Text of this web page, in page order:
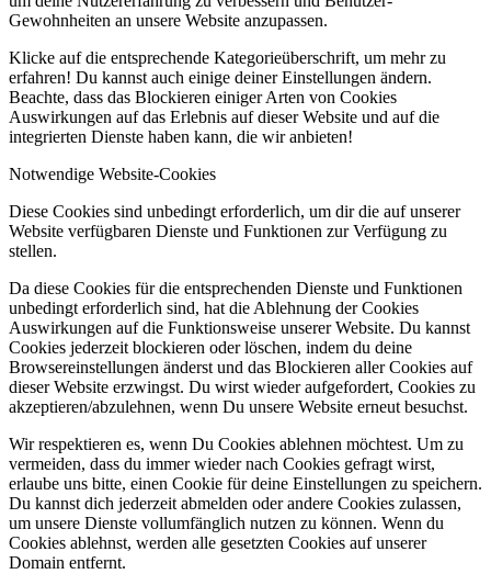
Gewohnheiten an unsere Website anzupassen.
Klicke auf die entsprechende Kategorieüberschrift, um mehr zu
erfahren! Du kannst auch einige deiner Einstellungen ändern.
Beachte, dass das Blockieren einiger Arten von Cookies
Auswirkungen auf das Erlebnis auf dieser Website und auf die
integrierten Dienste haben kann, die wir anbieten!
Notwendige Website-Cookies
Diese Cookies sind unbedingt erforderlich, um dir die auf unserer
Website verfügbaren Dienste und Funktionen zur Verfügung zu
stellen.
Da diese Cookies für die entsprechenden Dienste und Funktionen
unbedingt erforderlich sind, hat die Ablehnung der Cookies
Auswirkungen auf die Funktionsweise unserer Website. Du kannst
Cookies jederzeit blockieren oder löschen, indem du deine
Browsereinstellungen änderst und das Blockieren aller Cookies auf
dieser Website erzwingst. Du wirst wieder aufgefordert, Cookies zu
akzeptieren/abzulehnen, wenn Du unsere Website erneut besuchst.
Wir respektieren es, wenn Du Cookies ablehnen möchtest. Um zu
vermeiden, dass du immer wieder nach Cookies gefragt wirst,
erlaube uns bitte, einen Cookie für deine Einstellungen zu speichern.
Du kannst dich jederzeit abmelden oder andere Cookies zulassen,
um unsere Dienste vollumfänglich nutzen zu können. Wenn du
Cookies ablehnst, werden alle gesetzten Cookies auf unserer
Domain entfernt.